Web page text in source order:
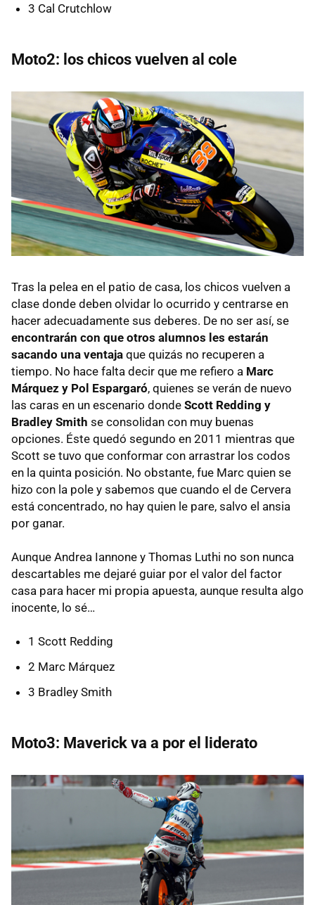
3 Cal Crutchlow
Moto2: los chicos vuelven al cole
Tras la pelea en el patio de casa, los chicos vuelven a
clase donde deben olvidar lo ocurrido y centrarse en
hacer adecuadamente sus deberes. De no ser así, se
encontrarán con que otros alumnos les estarán
sacando una ventaja que quizás no recuperen a
tiempo. No hace falta decir que me refiero a Marc
Márquez y Pol Espargaró, quienes se verán de nuevo
las caras en un escenario donde Scott Redding y
Bradley Smith se consolidan con muy buenas
opciones. Éste quedó segundo en 2011 mientras que
Scott se tuvo que conformar con arrastrar los codos
en la quinta posición. No obstante, fue Marc quien se
hizo con la pole y sabemos que cuando el de Cervera
está concentrado, no hay quien le pare, salvo el ansia
por ganar.
Aunque Andrea Iannone y Thomas Luthi no son nunca
descartables me dejaré guiar por el valor del factor
casa para hacer mi propia apuesta, aunque resulta algo
inocente, lo sé…
1 Scott Redding
2 Marc Márquez
3 Bradley Smith
Moto3: Maverick va a por el liderato